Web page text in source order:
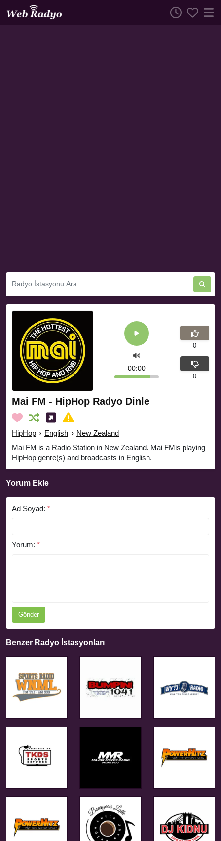
Mai FM - HipHop Radyo Dinle
HipHop › English › New Zealand
Mai FM is a Radio Station in New Zealand. Mai FMis playing
HipHop genre(s) and broadcasts in English.
00:00
0
0
Yorum Ekle
Ad Soyad: *
Yorum: *
Gönder
Benzer Radyo İstasyonları